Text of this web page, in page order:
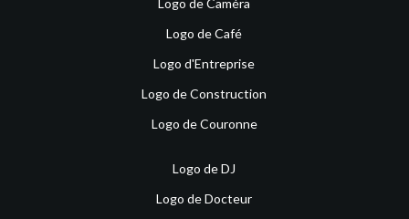
Logo de Café
Logo d'Entreprise
Logo de Construction
Logo de Couronne
Logo de DJ
Logo de Docteur